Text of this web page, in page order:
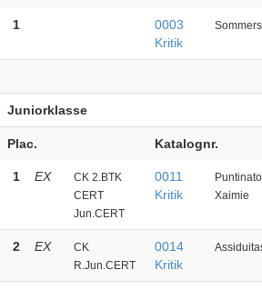
1
0003
Kritik
Juniorklasse
Plac. Katalognr.
1 EX
CK 2.BTK
CERT
Jun.CERT
0011
Kritik
Xaimie
2 EX
CK
R.Jun.CERT
0014
Kritik